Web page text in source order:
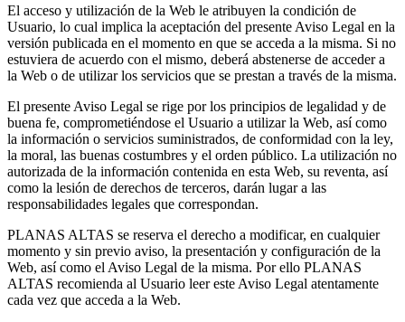
El acceso y utilización de la Web le atribuyen la condición de
Usuario, lo cual implica la aceptación del presente Aviso Legal en la
versión publicada en el momento en que se acceda a la misma. Si no
estuviera de acuerdo con el mismo, deberá abstenerse de acceder a
la Web o de utilizar los servicios que se prestan a través de la misma.
El presente Aviso Legal se rige por los principios de legalidad y de
buena fe, comprometiéndose el Usuario a utilizar la Web, así como
la información o servicios suministrados, de conformidad con la ley,
la moral, las buenas costumbres y el orden público. La utilización no
autorizada de la información contenida en esta Web, su reventa, así
como la lesión de derechos de terceros, darán lugar a las
responsabilidades legales que correspondan.
PLANAS ALTAS se reserva el derecho a modificar, en cualquier
momento y sin previo aviso, la presentación y configuración de la
Web, así como el Aviso Legal de la misma. Por ello PLANAS
ALTAS recomienda al Usuario leer este Aviso Legal atentamente
cada vez que acceda a la Web.